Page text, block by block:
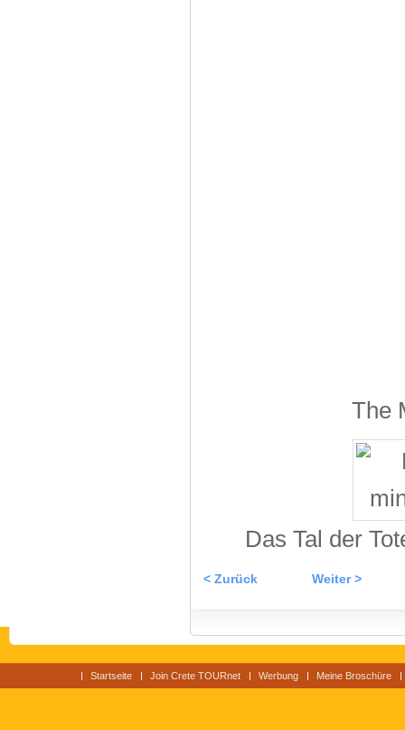
The
Das Tal der
< Zurück Weiter >
Startseite Join Crete TOURnet Werbung Meine Broschüre